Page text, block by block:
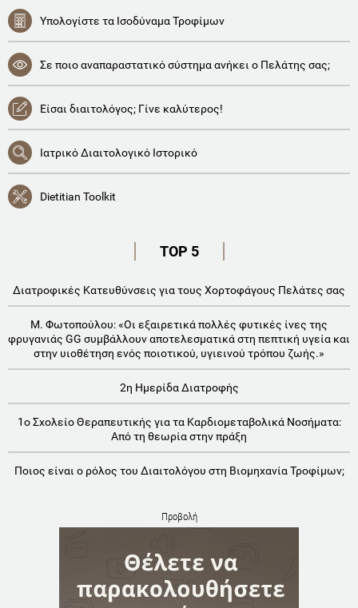
Υπολογίστε τα Ισοδύναμα Τροφίμων
Σε ποιο αναπαραστατικό σύστημα ανήκει ο Πελάτης σας;
Είσαι διαιτολόγος; Γίνε καλύτερος!
Ιατρικό Διαιτολογικό Ιστορικό
Dietitian Toolkit
TOP 5
Διατροφικές Κατευθύνσεις για τους Χορτοφάγους Πελάτες σας
Μ. Φωτοπούλου: «Οι εξαιρετικά πολλές φυτικές ίνες της
φρυγανιάς GG συμβάλλουν αποτελεσματικά στη πεπτική υγεία και
στην υιοθέτηση ενός ποιοτικού, υγιεινού τρόπου ζωής.»
2η Ημερίδα Διατροφής
1o Σχολείο Θεραπευτικής για τα Καρδιομεταβολικά Νοσήματα:
Aπό τη θεωρία στην πράξη
Ποιος είναι ο ρόλος του Διαιτολόγου στη Βιομηχανία Τροφίμων;
Προβολή